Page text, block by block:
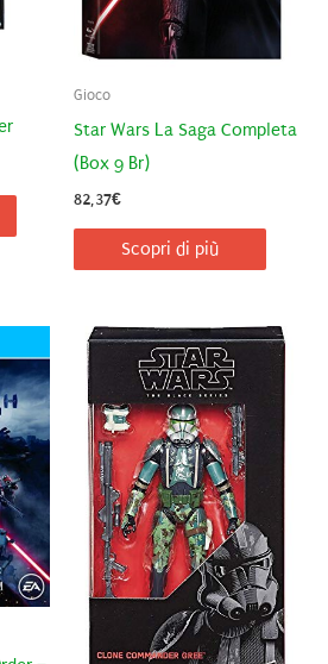
Gioco
Star Wars La Saga Completa
(Box 9 Br)
82,37€
Scopri di più